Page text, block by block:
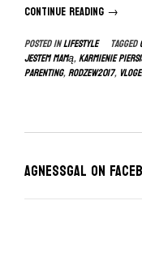
Continue reading “Multi-
||
dla
→
Posted inLIFESTYLE Tagged
jestem mamą,karmienie
parenting,rodzew2017,
Agnessgal on